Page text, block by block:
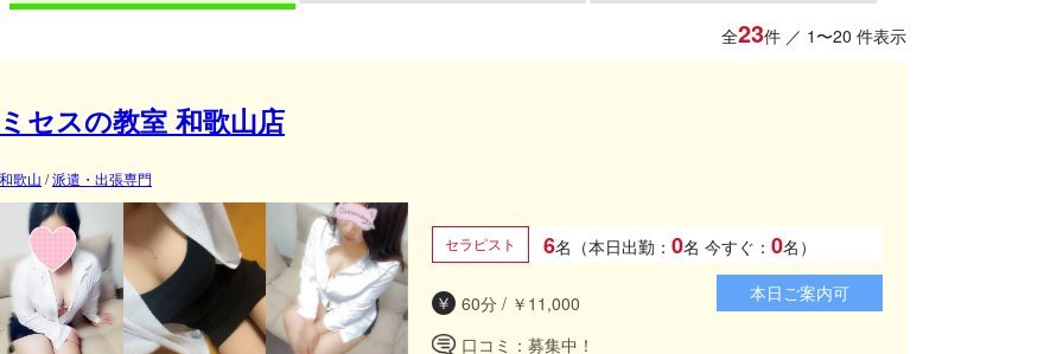
全23件 ／ 1〜20 件表示
ミセスの教室 和歌山店
和歌山 /派遣・出張専門
セラピスト 6名（本日出勤： 0名 今すぐ： 0名）
60分 / ￥11,000
口コミ：募集中！
本日ご案内可